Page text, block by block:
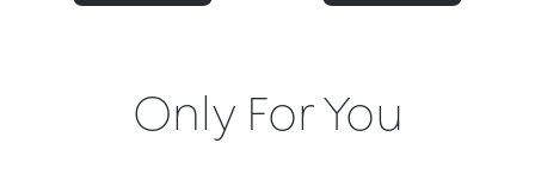
Only For You